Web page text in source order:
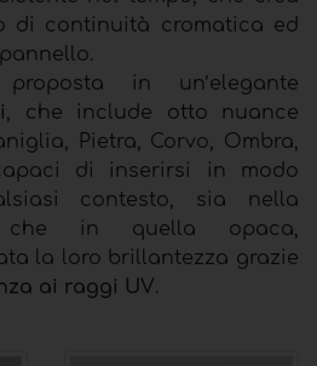
di continuità cromatica ed
in un’elegante
, che include otto nuance
Pietra, Corvo, Ombra,
di inserirsi in modo
contesto, sia nella
che in quella opaca,
la loro brillantezza grazie
ai raggi UV.